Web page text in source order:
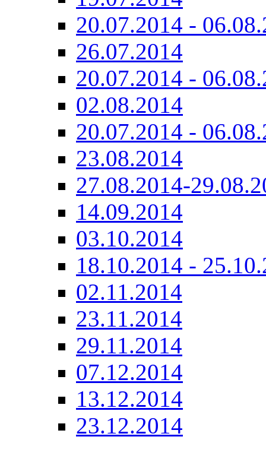
20.07.2014 -
26.07.2014
20.07.2014 -
02.08.2014
20.07.2014 -
23.08.2014
27.08.2014-
14.09.2014
03.10.2014
18.10.2014 -
02.11.2014
23.11.2014
29.11.2014
07.12.2014
13.12.2014
23.12.2014